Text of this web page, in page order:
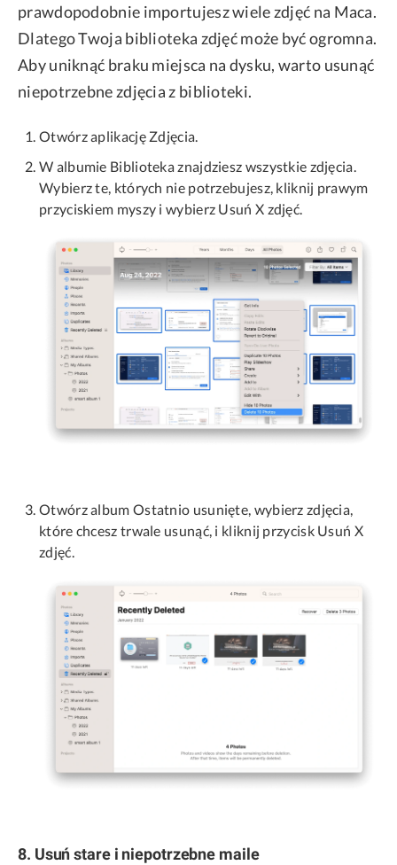
prawdopodobnie importujesz wiele zdjęć na Maca.
Dlatego Twoja biblioteka zdjęć może być ogromna.
Aby uniknąć braku miejsca na dysku, warto usunąć
niepotrzebne zdjęcia z biblioteki.
Otwórz aplikację Zdjęcia.
W albumie Biblioteka znajdziesz wszystkie zdjęcia.
Wybierz te, których nie potrzebujesz, kliknij prawym
przyciskiem myszy i wybierz Usuń X zdjęć.
Otwórz album Ostatnio usunięte, wybierz zdjęcia,
które chcesz trwale usunąć, i kliknij przycisk Usuń X
zdjęć.
8. Usuń stare i niepotrzebne maile